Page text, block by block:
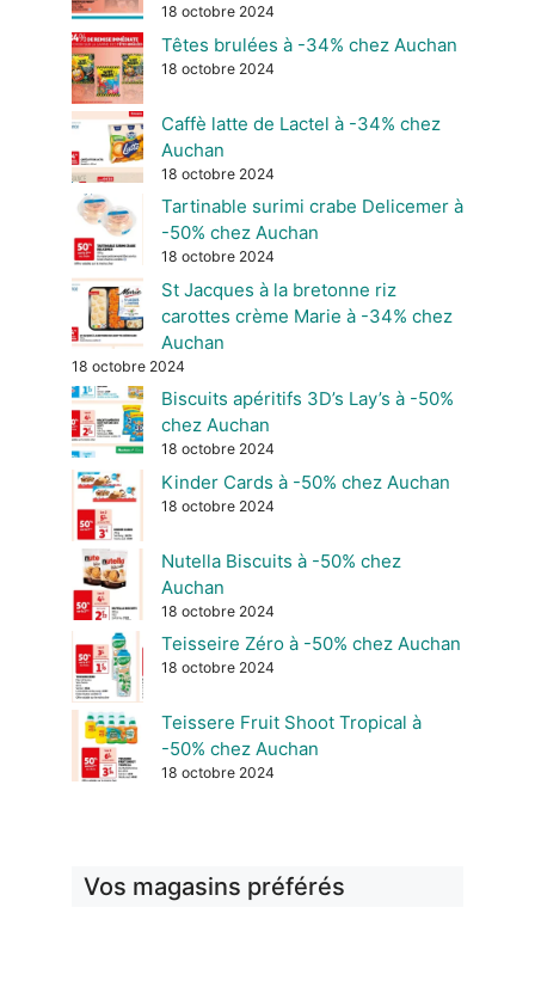
18 octobre 2024
Têtes brulées à -34% chez Auchan
18 octobre 2024
Caffè latte de Lactel à -34% chez
Auchan
18 octobre 2024
Tartinable surimi crabe Delicemer à
-50% chez Auchan
18 octobre 2024
St Jacques à la bretonne riz
carottes crème Marie à -34% chez
Auchan
18 octobre 2024
Biscuits apéritifs 3D’s Lay’s à -50%
chez Auchan
18 octobre 2024
Kinder Cards à -50% chez Auchan
18 octobre 2024
Nutella Biscuits à -50% chez
Auchan
18 octobre 2024
Teisseire Zéro à -50% chez Auchan
18 octobre 2024
Teissere Fruit Shoot Tropical à
-50% chez Auchan
18 octobre 2024
Vos magasins préférés